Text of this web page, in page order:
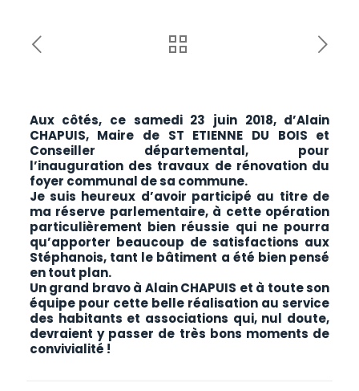
Aux côtés, ce samedi 23 juin 2018, d’Alain
CHAPUIS, Maire de ST ETIENNE DU BOIS et
Conseiller départemental, pour
l’inauguration des travaux de rénovation du
foyer communal de sa commune.
Je suis heureux d’avoir participé au titre de
ma réserve parlementaire, à cette opération
particulièrement bien réussie qui ne pourra
qu’apporter beaucoup de satisfactions aux
Stéphanois, tant le bâtiment a été bien pensé
en tout plan.
Un grand bravo à Alain CHAPUIS et à toute son
équipe pour cette belle réalisation au service
des habitants et associations qui, nul doute,
devraient y passer de très bons moments de
convivialité !